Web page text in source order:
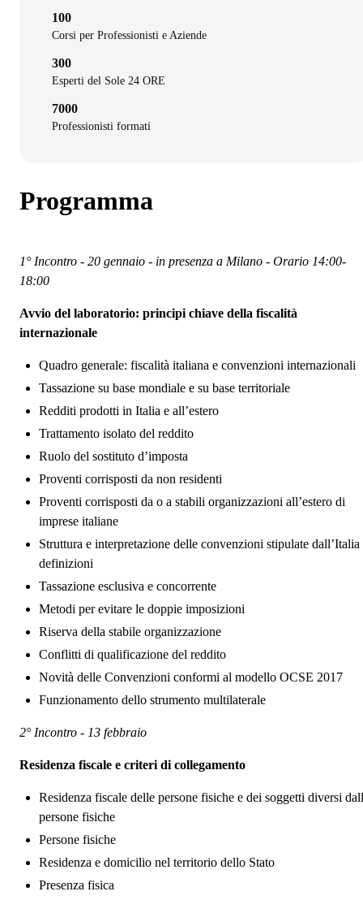
100
Corsi per Professionisti e Aziende
300
Esperti del Sole 24 ORE
7000
Professionisti formati
Programma
1° Incontro - 20 gennaio - in presenza a Milano - Orario 14:00-
18:00
Avvio del laboratorio: principi chiave della fiscalità
internazionale
Quadro generale: fiscalità italiana e convenzioni internazionali
Tassazione su base mondiale e su base territoriale
Redditi prodotti in Italia e all’estero
Trattamento isolato del reddito
Ruolo del sostituto d’imposta
Proventi corrisposti da non residenti
Proventi corrisposti da o a stabili organizzazioni all’estero di
imprese italiane
Struttura e interpretazione delle convenzioni stipulate dall’Italia
definizioni
Tassazione esclusiva e concorrente
Metodi per evitare le doppie imposizioni
Riserva della stabile organizzazione
Conflitti di qualificazione del reddito
Novità delle Convenzioni conformi al modello OCSE 2017
Funzionamento dello strumento multilaterale
2° Incontro - 13 febbraio
Residenza fiscale e criteri di collegamento
Residenza fiscale delle persone fisiche e dei soggetti diversi
persone fisiche
Persone fisiche
Residenza e domicilio nel territorio dello Stato
Presenza fisica